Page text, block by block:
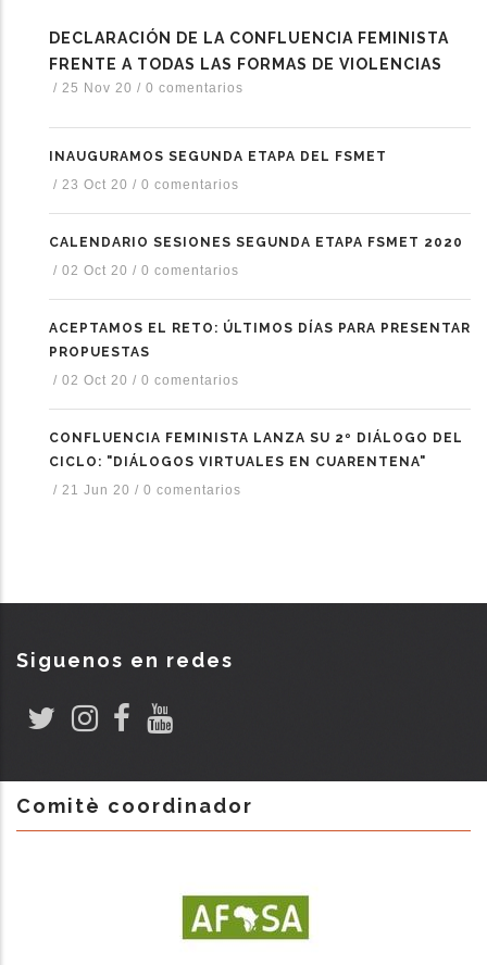
DECLARACIÓN DE LA CONFLUENCIA FEMINISTA
FRENTE A TODAS LAS FORMAS DE VIOLENCIAS
/ 25 Nov 20 / 0 comentarios
INAUGURAMOS SEGUNDA ETAPA DEL FSMET
/ 23 Oct 20 / 0 comentarios
CALENDARIO SESIONES SEGUNDA ETAPA FSMET 2020
/ 02 Oct 20 / 0 comentarios
ACEPTAMOS EL RETO: ÚLTIMOS DÍAS PARA PRESENTAR
PROPUESTAS
/ 02 Oct 20 / 0 comentarios
CONFLUENCIA FEMINISTA LANZA SU 2º DIÁLOGO DEL
CICLO: "DIÁLOGOS VIRTUALES EN CUARENTENA"
/ 21 Jun 20 / 0 comentarios
Siguenos en redes
Comitè coordinador